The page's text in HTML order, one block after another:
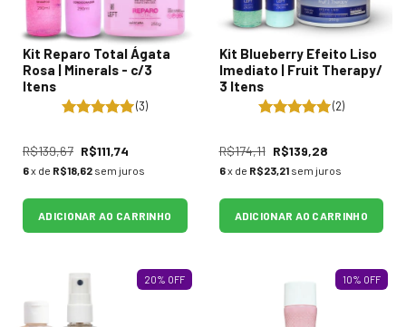
Kit Reparo Total Ágata
Rosa | Minerals - c/3
Itens
(3)
R$139,67 R$111,74
6x de R$18,62 sem juros
ADICIONAR AO CARRINHO
Kit Blueberry Efeito Liso
Imediato | Fruit Therapy/
3 Itens
(2)
R$174,11 R$139,28
6x de R$23,21 sem juros
ADICIONAR AO CARRINHO
20% OFF 10% OFF